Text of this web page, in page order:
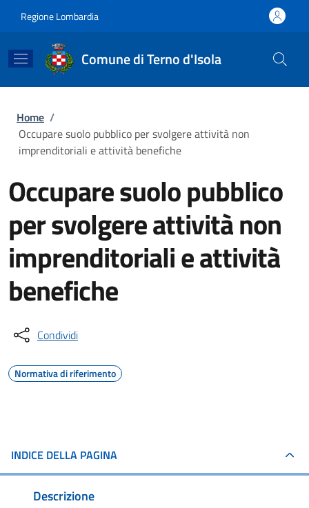
Regione Lombardia
Comune di Terno d'Isola
Briciole di pane
Home /
Occupare suolo pubblico per svolgere attività non
imprenditoriali e attività benefiche
Occupare suolo pubblico
per svolgere attività non
imprenditoriali e attività
benefiche
Condividi
Normativa di riferimento
INDICE DELLA PAGINA
Descrizione